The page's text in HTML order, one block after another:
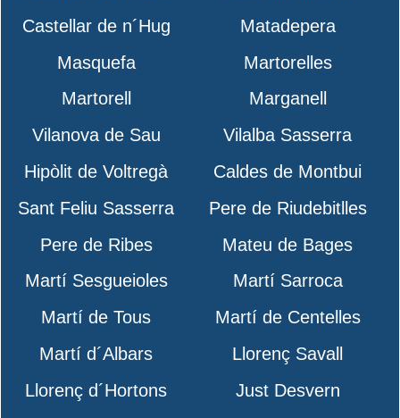
Castellar de n´Hug
Matadepera
Masquefa
Martorelles
Martorell
Marganell
Vilanova de Sau
Vilalba Sasserra
Hipòlit de Voltregà
Caldes de Montbui
Sant Feliu Sasserra
Pere de Riudebitlles
Pere de Ribes
Mateu de Bages
Martí Sesgueioles
Martí Sarroca
Martí de Tous
Martí de Centelles
Martí d´Albars
Llorenç Savall
Llorenç d´Hortons
Just Desvern